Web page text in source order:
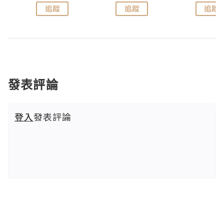
追蹤 追蹤 追蹤
發表評論
登入發表評論